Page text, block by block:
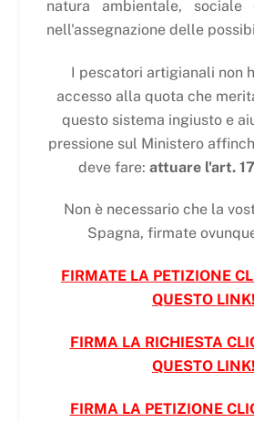
natura ambientale, sociale
nell'assegnazione delle
I pescatori artigianali non
accesso alla quota che
questo sistema ingiusto e
pressione sul Ministero
deve fare: attuare l'art.
Non è necessario che la
Spagna, firmate
FIRMATE LA PETIZIONE
QUESTO LINK!
FIRMA LA RICHIESTA
QUESTO LINK!
FIRMA LA PETIZIONE